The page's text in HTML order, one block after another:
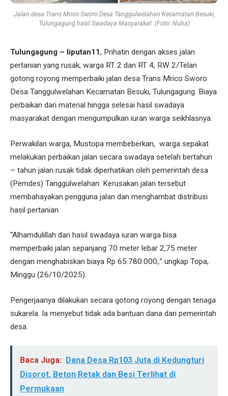
Jalan desa Trans Mrico Sworo Desa Tanggulwelahan Kecamatan Besuki,
Tulungagung hasil Swadaya Masyarakat. (Foto: Nuha)
Tulungagung – liputan11, Prihatin dengan akses jalan
pertanian yang rusak, warga RT 2 dan RT 4, RW 2/Telan
gotong royong memperbaiki jalan desa Trans Mrico Sworo
Desa Tanggulwelahan Kecamatan Besuki, Tulungagung. Biaya
perbaikan dari material hingga selesai hasil swadaya
masyarakat dengan mengumpulkan iuran warga seikhlasnya.
Perwakilan warga, Mustopa membeberkan, warga sepakat
melakukan perbaikan jalan secara swadaya setelah bertahun
– tahun jalan rusak tidak diperhatikan oleh pemerintah desa
(Pemdes) Tanggulwelahan. Kerusakan jalan tersebut
membahayakan pengguna jalan dan menghambat distribusi
hasil pertanian.
“Alhamdulillah dari hasil swadaya iuran warga bisa
memperbaiki jalan sepanjang 70 meter lebar 2,75 meter
dengan menghabiskan biaya Rp 65.780.000,.” ungkap Topa,
Minggu (26/10/2025).
Pengerjaanya dilakukan secara gotong royong dengan tenaga
sukarela. Ia menyebut tidak ada bantuan dana dari pemerintah
desa.
Baca Juga: Dana Desa Rp103 Juta di Kedungturi
Disorot, Beton Retak dan Besi Terlihat di
Permukaan